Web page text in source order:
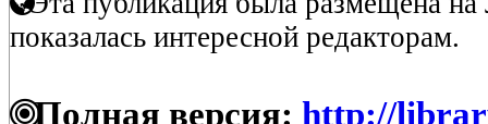
показалась интересной редакторам.
Полная версия: http://